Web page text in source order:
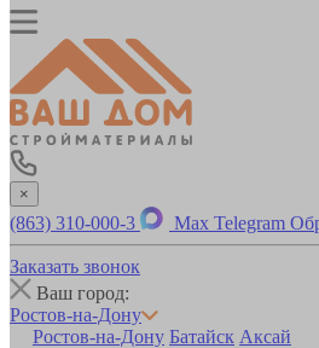
×
(863) 310-000-3 Max Telegram
Заказать звонок
Ваш город:
Ростов-на-Дону
Ростов-на-Дону Батайск Аксай